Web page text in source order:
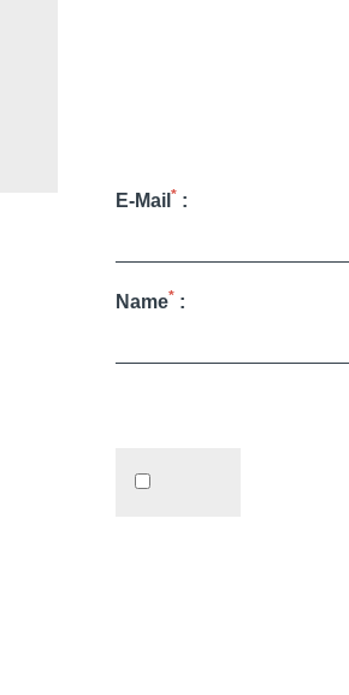
E-Mail * :
Name* :